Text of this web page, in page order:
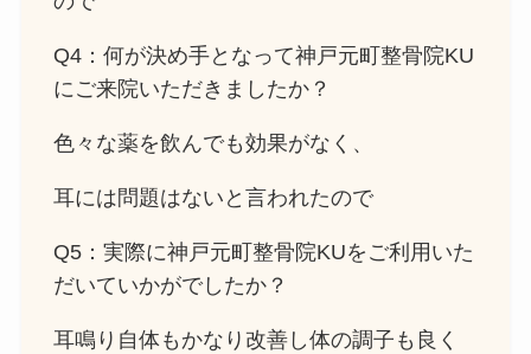
Q4：何が決め手となって神戸元町整骨院KU
にご来院いただきましたか？
色々な薬を飲んでも効果がなく、
耳には問題はないと言われたので
Q5：実際に神戸元町整骨院KUをご利用いた
だいていかがでしたか？
耳鳴り自体もかなり改善し体の調子も良く